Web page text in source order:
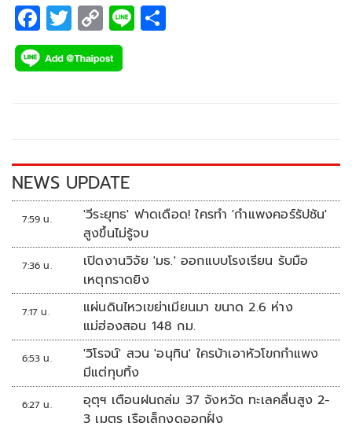
F
ac
e
k
T
wi
tt
C
o
p
k
Li
NEWS UPDATE
7:59 น.
'วีระยุทธ' ฟาดเดือด! ใครทำ 'กำแพงคอร์รัปชัน'
สูงขึ้นไม่รู้จบ
7:36 น.
เปิดงานวิจัย 'มธ.' ออกแบบโรงเรียน รับมือ
เหตุกราดยิง
7:17 น.
แผ่นดินไหวเขย่าเมียนมา ขนาด 2.6 ห่าง
แม่ฮ่องสอน 148 กม.
6:53 น.
'วิโรจน์' สวน 'อนุทิน' ใครบ้าเอาหัวโขกกำแพง
มีแต่ทุบทิ้ง
6:27 น.
อุตุฯ เตือนฝนถล่ม 37 จังหวัด ทะเลคลื่นสูง 2-
3 เมตร เรือเล็กงดออกฝั่ง